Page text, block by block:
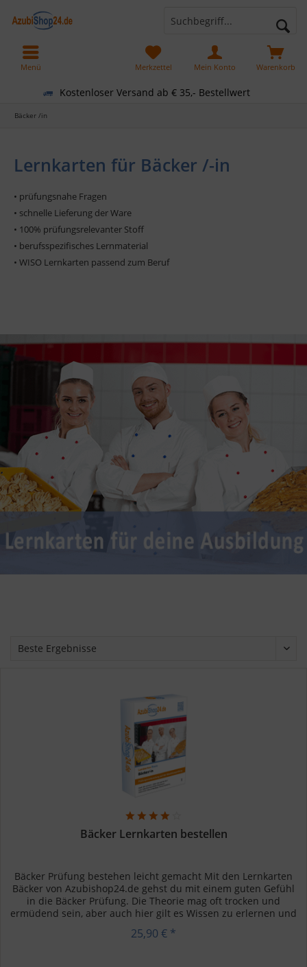
Kostenloser Versand ab € 35,- Bestellwert
Warenkorb
Merkzettel Mein Konto
Menü
Bäcker /in
Lernkarten für Bäcker /-in
• prüfungsnahe Fragen
• schnelle Lieferung der Ware
• 100% prüfungsrelevanter Stoff
• berufsspezifisches Lernmaterial
• WISO Lernkarten passend zum Beruf
Bäcker Lernkarten bestellen
Bäcker Prüfung bestehen leicht gemacht Mit den Lernkarten
Bäcker von Azubishop24.de gehst du mit einem guten Gefühl
in die Bäcker Prüfung. Die Theorie mag oft trocken und
ermüdend sein, aber auch hier gilt es Wissen zu erlernen und
25,90 € *